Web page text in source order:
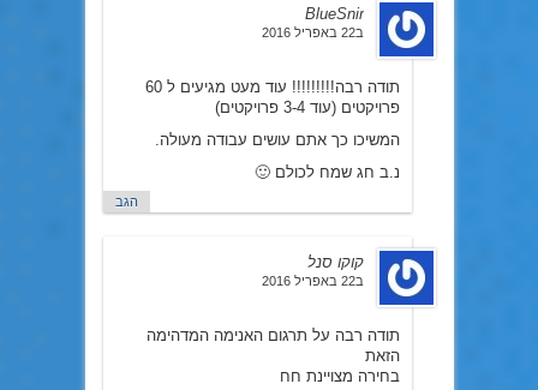
BlueSnir
ב22 באפריל 2016
תודה רבה!!!!!!!!! עוד מעט מגיעים ל 60
פרויקטים (עוד 3-4 פרויקטים)
המשיכו כך אתם עושים עבודה מעולה.
נ.ב חג שמח לכולם 🙂
הגב
קוקו סנל
ב22 באפריל 2016
תודה רבה על תרגום האנימה המדהימה
הזאת
בחירה מצויינת חח